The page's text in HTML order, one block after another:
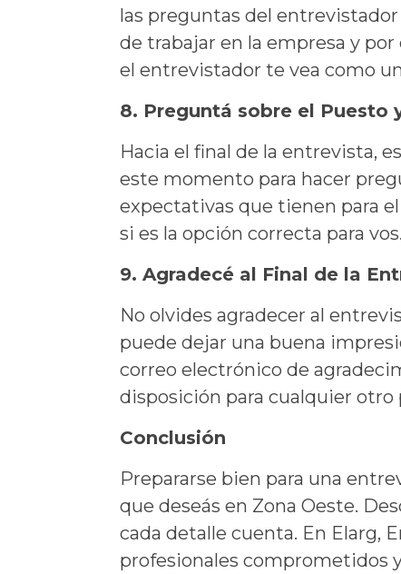
las preguntas del
de trabajar en la empresa y
el entrevistador te vea como
8. Preguntá sobre el Puesto
Hacia el final de la entrevista,
este momento para hacer
expectativas que tienen para
si es la opción correcta para vos.
9. Agradecé al Final de la
No olvides agradecer al
puede dejar una buena
correo electrónico de
disposición para cualquier otro
Conclusión
Prepararse bien para una
que deseás en Zona Oeste.
cada detalle cuenta. En Elarg,
profesionales comprometidos